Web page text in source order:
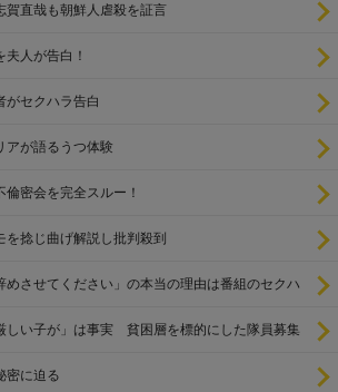
賀直哉も朝鮮人虐殺を証言
人が告白！
がセクハラ告白
アが語るうつ体験
密会を完全スルー！
を捻じ曲げ解説し批判殺到
めさせてください」の本当の理由は番組のセクハ
しい子が」は事実 貧困層を標的にした隊員募集
密に迫る